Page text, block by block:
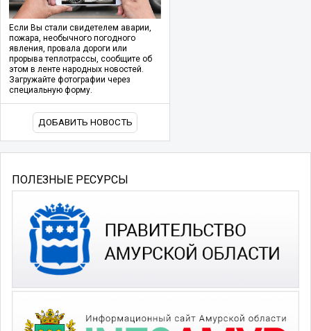
Если Вы стали свидетелем аварии,
пожара, необычного погодного
явления, провала дороги или
прорыва теплотрассы, сообщите об
этом в ленте народных новостей.
Загружайте фотографии через
специальную форму.
ДОБАВИТЬ НОВОСТЬ
ПОЛЕЗНЫЕ РЕСУРСЫ